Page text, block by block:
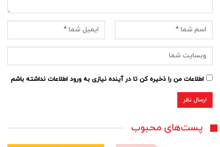
اطلاعات من را ذخیره کن تا در آینده نیازی به ورود اطلاعات نداشته باشم
پست‌های محبوب